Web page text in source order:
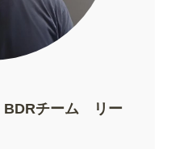
チーム リー